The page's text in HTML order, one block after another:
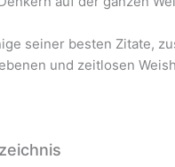
seiner besten Zitate,
und zeitlosen